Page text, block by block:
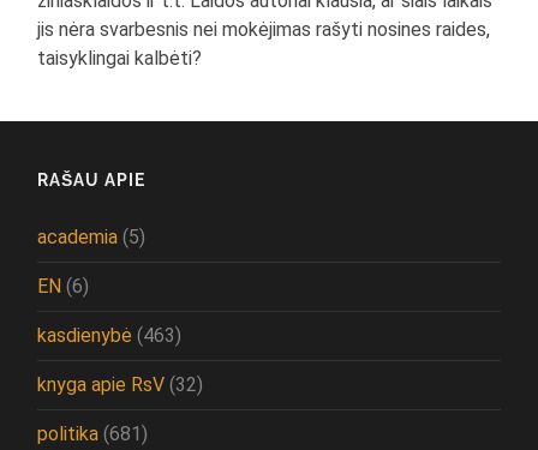
jis nėra svarbesnis nei mokėjimas rašyti nosines raides,
taisyklingai kalbėti?
RAŠAU APIE
academia (5)
EN (6)
kasdienybė (463)
knyga apie RsV (32)
politika (681)